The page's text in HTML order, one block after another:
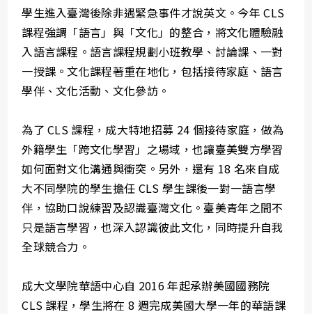
學生進入臺灣後除非遇緊急事件才說英文。今年 CLS
課程強調「語言」與「文化」的整合，將文化體驗融
入語言課程。語言課程規劃小班教學、討論課、一對
一授課。文化課程著重在地化，包括接待家庭、語言
學伴、文化活動、文化參訪。
為了 CLS 課程，成大特地招募 24 個接待家庭，做為
外籍學生「跨文化學習」之場域，也讓臺美雙方學習
如何面對文化溝通與衝突。另外，還有 18 名來自成
大不同學院的學生擔任 CLS 學生課後一對一語言學
伴，協助口說練習及認識臺灣文化。臺美青年之間不
只是語言學習，也深入認識彼此文化，同時提升自我
全球競合力。
成大文學院華語中心自 2016 年起承辦美國國務院
CLS 課程，學生將在 8 週完成美國大學一年的華語課